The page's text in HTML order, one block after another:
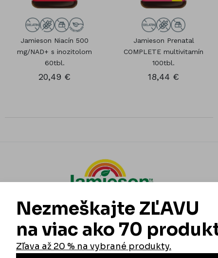
Jamieson Niacín 500
mg/NAD+ s inozitolom
60tbl.
20,49 €
Jamieson Prenatal
COMPLETE multivitamín
100tbl.
18,44 €